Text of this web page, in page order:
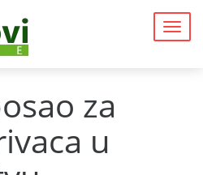
za
u